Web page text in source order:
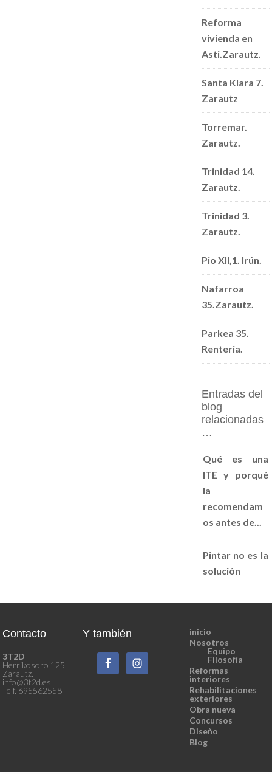
Reforma
vivienda en
Asti.Zarautz.
Santa Klara 7.
Zarautz
Torremar.
Zarautz.
Trinidad 14.
Zarautz.
Trinidad 3.
Zarautz.
Pio XII,1. Irún.
Nafarroa
35.Zarautz.
Parkea 35.
Renteria.
Entradas del
blog
relacionadas
…
Qué es una
ITE y porqué
la
recomendam
os antes de...
Pintar no es la
solución
Contacto
3T2D
Herrikosoro 125.
Zarautz.
info@3t2d.es
Telf. 695562558
Y también
inicio
Nosotros
Equipo
Filosofía
Reformas
interiores
Rehabilitaciones
exteriores
Obra nueva
Concursos
Diseño
Blog